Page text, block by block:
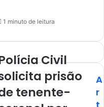
1 minuto de leitura
Civil
prisão
tenente-
A
r